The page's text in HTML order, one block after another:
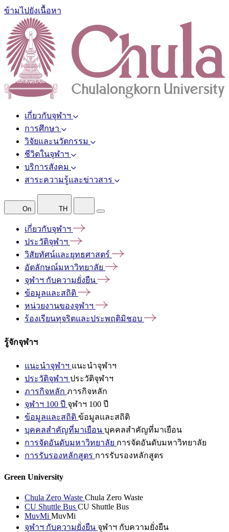
ข้ามไปยังเนื้อหา
เกี่ยวกับจุฬาฯ
การศึกษา
วิจัยและนวัตกรรม
ชีวิตในจุฬาฯ
บริการสังคม
สาระความรู้และข่าวสาร
On TH
เกี่ยวกับจุฬาฯ
ประวัติจุฬาฯ
วิสัยทัศน์และยุทธศาสตร์
อัตลักษณ์มหาวิทยาลัย
จุฬาฯ กับความยั่งยืน
ข้อมูลและสถิติ
หน่วยงานของจุฬาฯ
ร้องเรียนทุจริตและประพฤติมิชอบ
รู้จักจุฬาฯ
แนะนำจุฬาฯ แนะนำจุฬาฯ
ประวัติจุฬาฯ ประวัติจุฬาฯ
ภารกิจหลัก ภารกิจหลัก
จุฬาฯ 100 ปี จุฬาฯ 100 ปี
ข้อมูลและสถิติ ข้อมูลและสถิติ
บุคคลสำคัญที่มาเยือน บุคคลสำคัญที่มาเยือน
การจัดอันดับมหาวิทยาลัย การจัดอันดับมหาวิทยาลัย
การรับรองหลักสูตร การรับรองหลักสูตร
Green University
Chula Zero Waste Chula Zero Waste
CU Shuttle Bus CU Shuttle Bus
MuvMi MuvMi
จุฬาฯ กับความยั่งยืน จุฬาฯ กับความยั่งยืน